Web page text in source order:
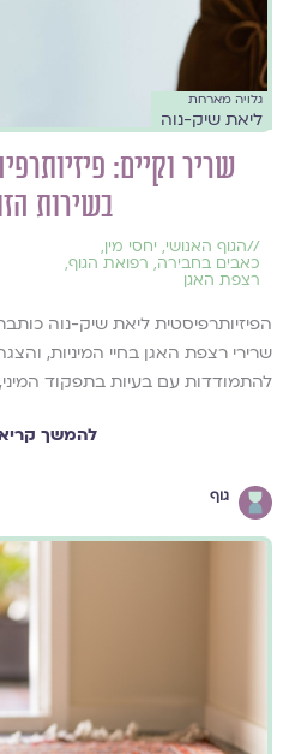
גלויה מארחת
ליאת שיק-נוה
שריר וקיים:
בשירות
//הגוף האנושי, יחסי מין,
כאבים בחבירה, רפואת הגוף,
רצפת האגן
הפיזיותרפיסטית ליאת שיק-נוה
שרירי רצפת האגן בחיי המיניות,
להתמודדות עם בעיות בתפקוד המיני,
להמשך
גוף